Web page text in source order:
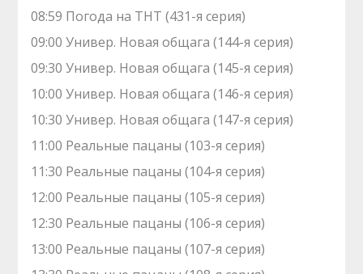
08:59 Погода на ТНТ (431-я серия)
09:00 Универ. Новая общага (144-я серия)
09:30 Универ. Новая общага (145-я серия)
10:00 Универ. Новая общага (146-я серия)
10:30 Универ. Новая общага (147-я серия)
11:00 Реальные пацаны (103-я серия)
11:30 Реальные пацаны (104-я серия)
12:00 Реальные пацаны (105-я серия)
12:30 Реальные пацаны (106-я серия)
13:00 Реальные пацаны (107-я серия)